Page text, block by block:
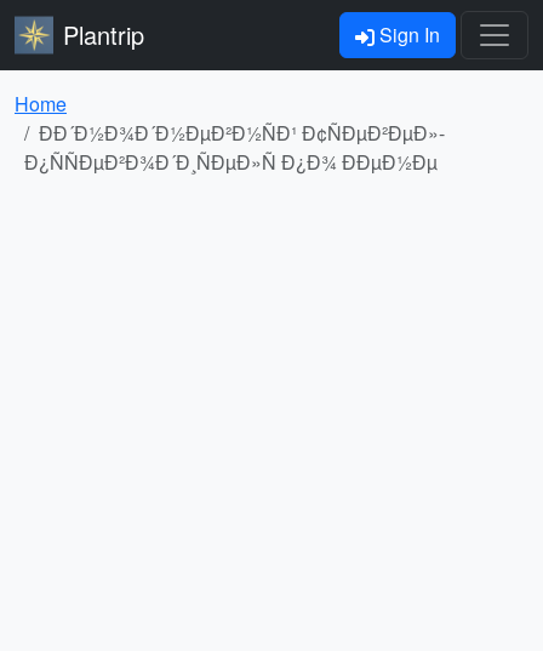
Plantrip Sign In
Home
ÐÐ´Ð½Ð¾Ð´Ð½ÐµÐ²Ð½ÑÐ¹ Ð¢ÑÐµÐ²ÐµÐ»-
Ð¿ÑÑÐµÐ²Ð¾Ð´Ð¸ÑÐµÐ»Ñ Ð¿Ð¾ ÐÐµÐ½Ðµ